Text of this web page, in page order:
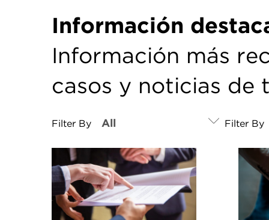
Información
Información más
casos y noticias de
Filter By Filter By